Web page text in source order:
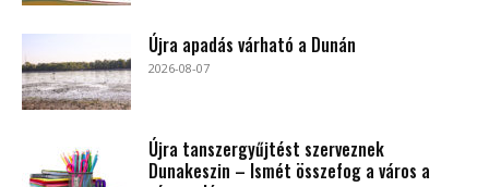
Újra apadás várható a Dunán
2026-08-07
Újra tanszergyűjtést szerveznek
Dunakeszin – Ismét összefog a város a